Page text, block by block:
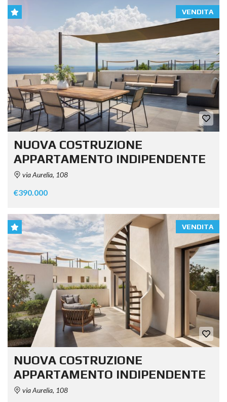
VENDITA
NUOVA COSTRUZIONE
APPARTAMENTO INDIPENDENTE
via Aurelia, 108
€390.000
VENDITA
NUOVA COSTRUZIONE
APPARTAMENTO INDIPENDENTE
via Aurelia, 108